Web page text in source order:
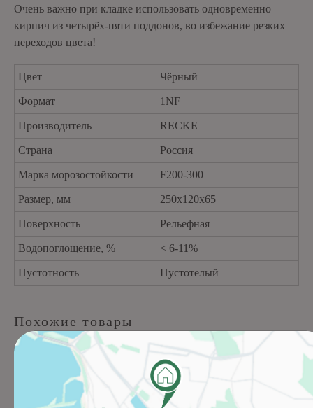
Очень важно при кладке использовать одновременно
кирпич из четырёх-пяти поддонов, во избежание резких
переходов цвета!
Цвет Чёрный
Формат 1NF
Производитель RECKE
Страна Россия
Марка морозостойкости F200-300
Размер, мм 250х120х65
Поверхность Рельефная
Водопоглощение, % < 6-11%
Пустотность Пустотелый
Похожие товары